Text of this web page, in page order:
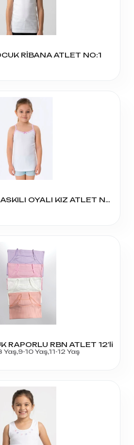
RİBANA ATLET NO:1
0048 SEHER İP ASKILI OYALI KIZ ATLET NO:4
RAPORLU RBN ATLET 12'li
10 Yaş,11-12 Yaş